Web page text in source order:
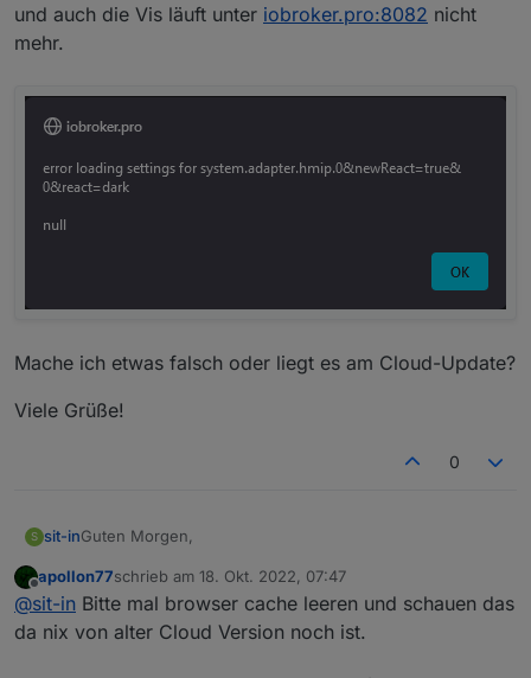
und auch die Vis läuft unter iobroker.pro:8082 nicht
mehr.
Mache ich etwas falsch oder liegt es am Cloud-Update?
Viele Grüße!
0
S sit-inGuten Morgen,
Bin neu hier in Eurem Forum :)
Ich war seit gut 2-3 Wochen nicht mehr über die Cloud
Offline
apollon77schrieb am 18. Okt. 2022, 07:47
zuletzt editiert von
@sit-in Bitte mal browser cache leeren und schauen das
da nix von alter Cloud Version noch ist.